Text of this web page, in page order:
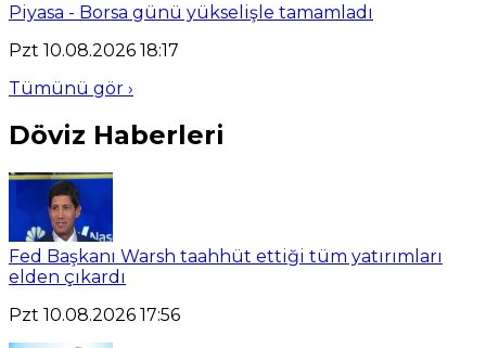
Piyasa - Borsa günü yükselişle tamamladı
Pzt 10.08.2026 18:17
Tümünü gör ›
Döviz Haberleri
Fed Başkanı Warsh taahhüt ettiği tüm yatırımları
elden çıkardı
Pzt 10.08.2026 17:56